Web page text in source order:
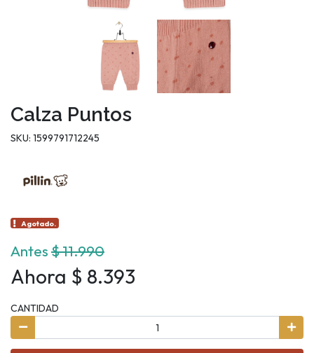
Calza Puntos
SKU: 1599791712245
Agotado.
Antes$ 11.990
Ahora $ 8.393
CANTIDAD